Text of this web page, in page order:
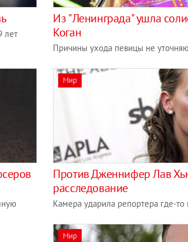
лет
Из "Ленинграда" ушла
Коган
Причины ухода певицы не
Мир
Против Дженнифер Лав
расследование
Камера ударила репортера где-то
Мир